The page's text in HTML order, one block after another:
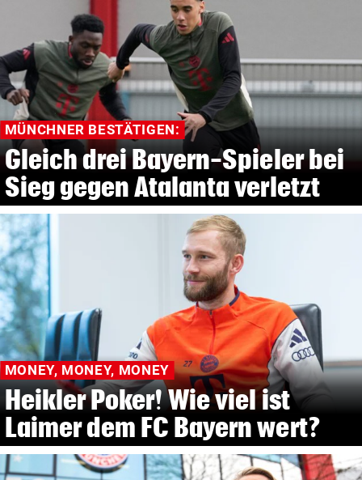
MÜNCHNER BESTÄTIGEN:
Gleich drei Bayern-Spieler bei
Sieg gegen Atalanta verletzt
MONEY, MONEY, MONEY
Heikler Poker! Wie viel ist
Laimer dem FC Bayern wert?